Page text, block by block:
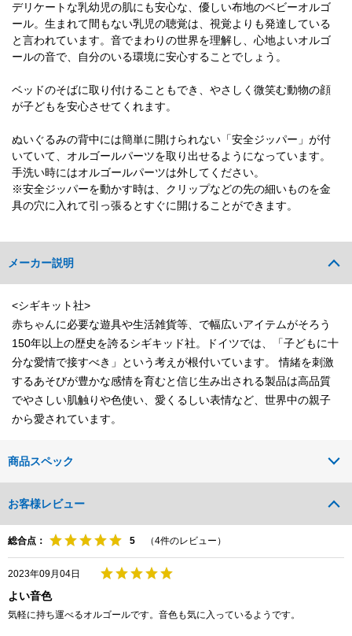
デリケートな乳幼児の肌にも安心な、優しい布地のベビーオルゴ
ール。生まれて間もない乳児の聴覚は、視覚よりも発達している
と言われています。音でまわりの世界を理解し、心地よいオルゴ
ールの音で、自分のいる環境に安心することでしょう。
ベッドのそばに取り付けることもでき、やさしく微笑む動物の顔
が子どもを安心させてくれます。
ぬいぐるみの背中には簡単に開けられない「安全ジッパー」が付
いていて、オルゴールパーツを取り出せるようになっています。
手洗い時にはオルゴールパーツは外してください。
※安全ジッパーを動かす時は、クリップなどの先の細いものを金
具の穴に入れて引っ張るとすぐに開けることができます。
メーカー説明
<シギキット社>
赤ちゃんに必要な遊具や生活雑貨等、で幅広いアイテムがそろう
150年以上の歴史を誇るシギキッド社。ドイツでは、「子どもに十
分な愛情で接すべき」という考えが根付いています。 情緒を刺激
するあそびが豊かな感情を育むと信じ生み出される製品は高品質
でやさしい肌触りや色使い、愛くるしい表情など、世界中の親子
から愛されています。
商品スペック
お客様レビュー
総合点： （4件のレビュー）
2023年09月04日
よい音色
気軽に持ち運べるオルゴールです。音色も気に入っているようです。